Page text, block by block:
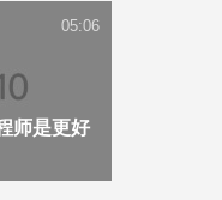
师是更好
05:06